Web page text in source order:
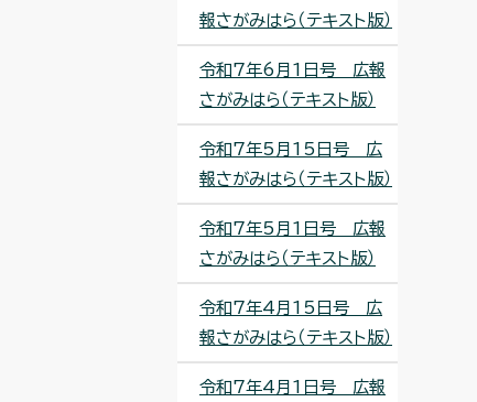
報さがみはら（テキスト版）
令和7年6月1日号 広報
さがみはら（テキスト版）
令和7年5月15日号 広
報さがみはら（テキスト版）
令和7年5月1日号 広報
さがみはら（テキスト版）
令和7年4月15日号 広
報さがみはら（テキスト版）
令和7年4月1日号 広報